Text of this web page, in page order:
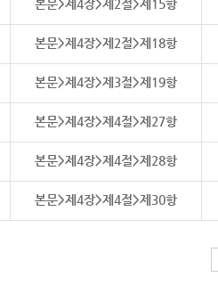
본문>제4장>제2절>제15항
본문>제4장>제2절>제18항
본문>제4장>제3절>제19항
본문>제4장>제4절>제27항
본문>제4장>제4절>제28항
본문>제4장>제4절>제30항